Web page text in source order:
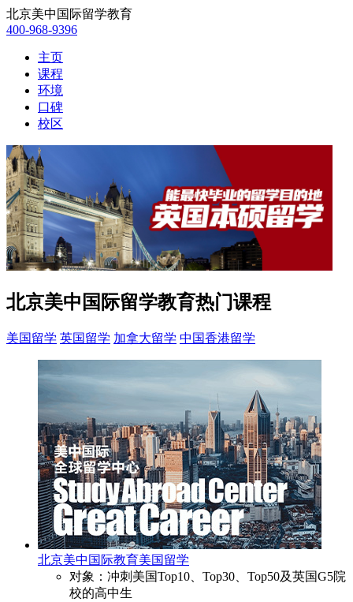
北京美中国际留学教育
400-968-9396
主页
课程
环境
口碑
校区
北京美中国际留学教育热门课程
美国留学 英国留学 加拿大留学 中国香港留学
北京美中国际教育美国留学
对象：冲刺美国Top10、Top30、Top50及英国G5院
校的高中生